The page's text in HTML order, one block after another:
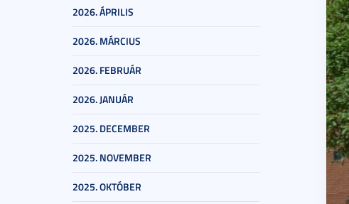
2026. ÁPRILIS
2026. MÁRCIUS
2026. FEBRUÁR
2026. JANUÁR
2025. DECEMBER
2025. NOVEMBER
2025. OKTÓBER